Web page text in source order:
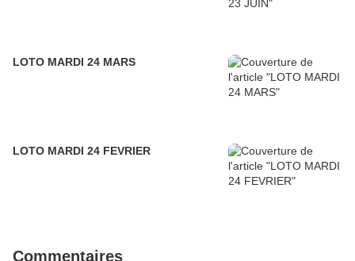
LOTO MARDI 24 MARS
LOTO MARDI 24 FEVRIER
Commentaires